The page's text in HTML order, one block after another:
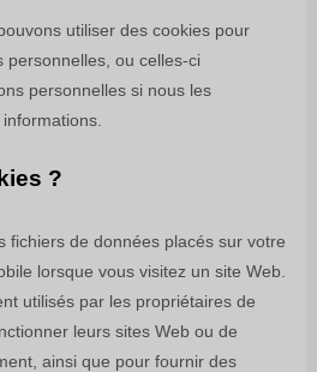
utiliser des cookies pour
personnelles, ou celles-ci
personnelles si nous les
?
fichiers de données placés sur votre
lorsque vous visitez un site Web.
utilisés par les propriétaires de
leurs sites Web ou de
ainsi que pour fournir des